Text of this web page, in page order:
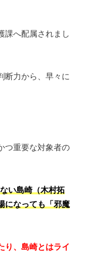
課へ配属されまし
断力から、早々に
つ重要な対象者の
い島崎（木村拓
になっても「邪魔
り、島崎とはライ